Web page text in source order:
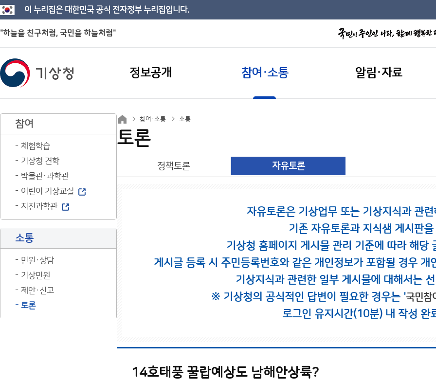
이 누리집은 대한민국 공식 전자정부 누리집입니다.
"하늘을 친구처럼, 국민을 하늘처럼"
정보공개 참여·소통 알림·자료
참여
체험학습
기상청 견학
박물관·과학관
어린이 기상교실
지진과학관
소통
민원·상담
기상민원
제안·신고
토론
참여·소통 소통
토론
정책토론 자유토론
자유토론은 기상업무 또는 기상지식과 관
기존 자유토론과 지식샘 게시판
기상청 홈페이지 게시물 관리 기준에 따라 해당
게시글 등록 시 주민등록번호와 같은 개인정보가 포함될 경우
기상지식과 관련한 일부 게시물에 대해서는
※ 기상청의 공식적인 답변이 필요한 경우는 '국민참
로그인 유지시간(10분) 내 작성 완
14호태풍 꿀랍예상도 남해안상륙?